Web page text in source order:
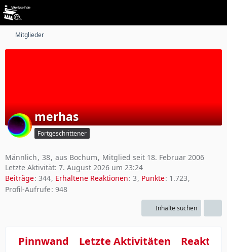
Mitglieder
merhas
Fortgeschrittener
Männlich 38 aus Bochum
Mitglied seit 18. Februar 2006
Letzte Aktivität: 7. August 2026 um 23:24
Beiträge 344 Erhaltene Reaktionen 3 Punkte 1.723
Profil-Aufrufe 948
Inhalte suchen
Pinnwand Letzte Aktivitäten